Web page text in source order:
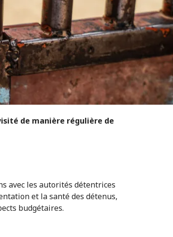
de manière régulière de
avec les autorités détentrices
et la santé des détenus,
budgétaires.